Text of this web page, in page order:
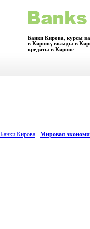
Банки Кирова, курсы
в Кирове, вклады в
кредиты в Кирове
Банки Кирова - Мировая